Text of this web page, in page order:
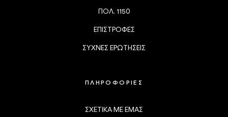
ΠΟΛ. 1150
ΕΠΙΣΤΡΟΦΕΣ
ΣΥΧΝΕΣ ΕΡΩΤΗΣΕΙΣ
ΠΛΗΡΟΦΟΡΙΕΣ
ΣΧΕΤΙΚΑ ΜΕ ΕΜΑΣ